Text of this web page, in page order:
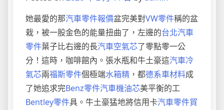
她最愛的那汽車零件報價盆完美對VW零件稱的盆
栽，被一股金色的能量扭曲了，左邊的台北汽車
零件葉子比右邊的長汽車空氣芯了零點零一公
分！這時，咖啡館內。張水瓶和牛土豪這汽車冷
氣芯兩福斯零件個極端水箱精 ，都德系車材料成
了她追求完Benz零件汽車機油芯美平衡的工
Bentley零件具。牛土豪猛地將信用卡汽車零件貿